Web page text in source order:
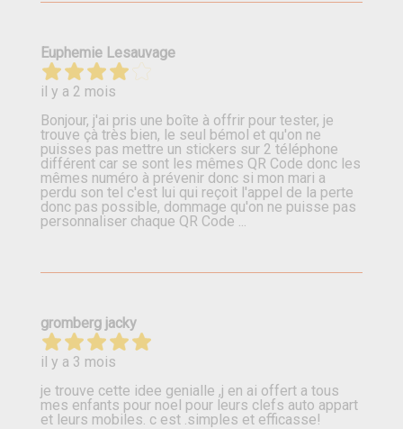
Euphemie Lesauvage
il y a 2 mois
Bonjour, j'ai pris une boîte à offrir pour tester, je
trouve çà très bien, le seul bémol et qu'on ne
puisses pas mettre un stickers sur 2 téléphone
différent car se sont les mêmes QR Code donc les
mêmes numéro à prévenir donc si mon mari a
perdu son tel c'est lui qui reçoit l'appel de la perte
donc pas possible, dommage qu'on ne puisse pas
personnaliser chaque QR Code ...
gromberg jacky
il y a 3 mois
je trouve cette idee genialle ,j en ai offert a tous
mes enfants pour noel pour leurs clefs auto appart
et leurs mobiles. c est .simples et efficasse!